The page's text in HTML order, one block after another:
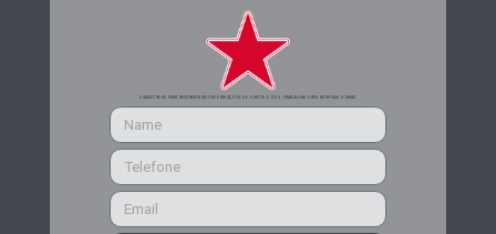
CADASTRE-SE PARA RECEBER MAIS INFORMAÇÕES DO PARTIDO DOS TRABALHADORES DE MINAS GERAIS